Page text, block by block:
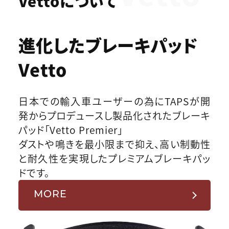
進化したブレーキパッド
Vetto
日本での輸入車ユーザーの為にTAPSが開
発からプロデュースし製品化されたブレーキ
パッド「Vetto Premier」
ダストや鳴きを最小限まで抑え、高い制動性
と耐久性を実現したプレミアムブレーキパッ
ドです。
MORE